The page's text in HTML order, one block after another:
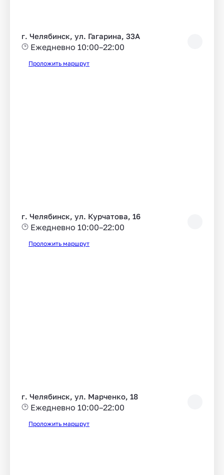
г. Челябинск, ул. Гагарина, 33А
Ежедневно 10:00–22:00
Проложить маршрут
г. Челябинск, ул. Курчатова, 16
Ежедневно 10:00–22:00
Проложить маршрут
г. Челябинск, ул. Марченко, 18
Ежедневно 10:00–22:00
Проложить маршрут